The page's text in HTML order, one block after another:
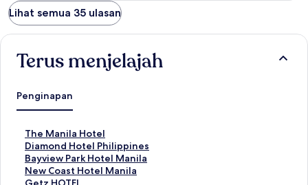
Lihat semua 35 ulasan
Terus menjelajah
Penginapan
The Manila Hotel
T
a
u
t
a
Diamond Hotel Philippines
T
a
u
t
Bayview Park Hotel Manila
T
a
u
New Coast Hotel Manila
T
a
T